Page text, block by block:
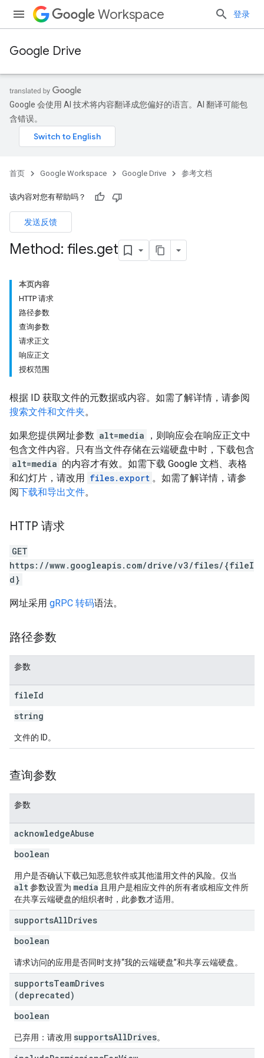
Workspace 登录
Google Drive
Google 会使用 AI 技术将内容翻译成您偏好的语言。AI 翻译可能包
含错误。
首页 Google Workspace Google Drive 参考文档
该内容对您有帮助吗？
发送反馈
Method: files.get
本页内容
HTTP 请求
路径参数
查询参数
请求正文
响应正文
授权范围
根据 ID 获取文件的元数据或内容。如需了解详情，请参阅
搜索文件和文件夹。
如果您提供网址参数 alt=media
，则响应会在响应正文中
包含文件内容。只有当文件存储在云端硬盘中时，下载包含
alt=media 的内容才有效。如需下载 Google 文档、表格
和幻灯片，请改用 files.export 。如需了解详情，请参
阅下载和导出文件。
HTTP 请求
GET
https://www.googleapis.com/drive/v3/files/{fileI
d}
网址采用 gRPC 转码语法。
路径参数
参数
fileId
string
文件的 ID。
查询参数
参数
acknowledgeAbuse
boolean
用户是否确认下载已知恶意软件或其他滥用文件的风险。仅当
alt参数设置为 media 且用户是相应文件的所有者或相应文件所
在共享云端硬盘的组织者时，此参数才适用。
supportsAllDrives
boolean
请求访问的应用是否同时支持“我的云端硬盘”和共享云端硬盘。
supportsTeamDrives
(deprecated)
boolean
已弃用：请改用 supportsAllDrives。